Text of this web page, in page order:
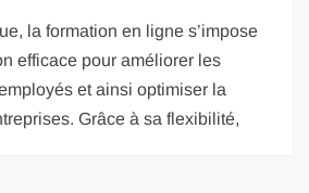
la formation en ligne s’impose
efficace pour améliorer les
et ainsi optimiser la
Grâce à sa flexibilité,